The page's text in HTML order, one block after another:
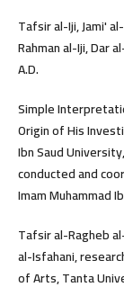
Tafsir al-Iji, Jami'
Rahman al-Iji, Dar
A.D.
Simple
Origin of His
Ibn Saud
conducted and
Imam Muhammad
Tafsir al-Ragheb
al-Isfahani,
of Arts, Tanta